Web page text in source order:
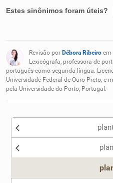
Estes sinônimos foram úteis?
Nenhum dos sinônimos
Outro
Revisão por Débora Ribeiro em
Lexicógrafa, professora de
português como segunda língua.
Universidade Federal de Ouro Preto, e
pela Universidade do Porto, Portugal.